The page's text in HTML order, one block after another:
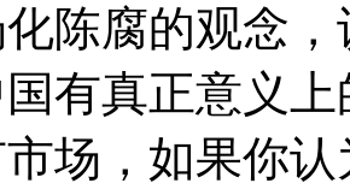
陈腐的观念
有真正意义
场，如果你